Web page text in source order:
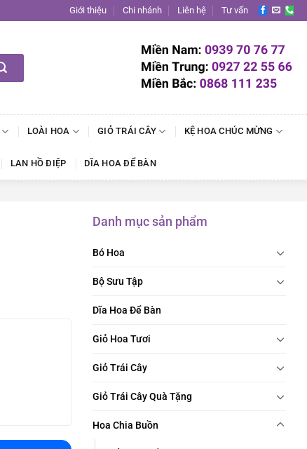
Giới thiệu Chi nhánh Liên hệ Tư vấn
LOÀI HOA GIỎ TRÁI CÂY KỆ HOA CHÚC MỪNG
LAN HỒ ĐIỆP DĨA HOA ĐỂ BÀN
Danh mục sản phẩm
Bó Hoa
Bộ Sưu Tập
Dĩa Hoa Để Bàn
Giỏ Hoa Tươi
Giỏ Trái Cây
Giỏ Trái Cây Quà Tặng
Hoa Chia Buồn